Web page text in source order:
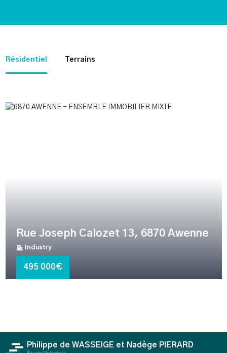
Résidentiel Terrains
Rue Joseph Calozet 13, 6870 Awenne
Industry
495 000€
Philippe de WASSEIGE et Nadège PIERARD